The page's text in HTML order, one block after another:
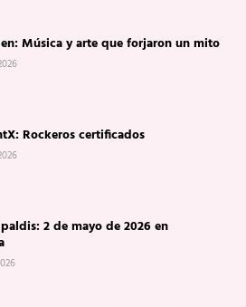
Música y arte que forjaron un mito
Rockeros certificados
2 de mayo de 2026 en